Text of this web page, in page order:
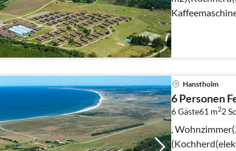
Kühlschrank(+
Hanstholm
6 Personen
6 Gäste61 m22
,